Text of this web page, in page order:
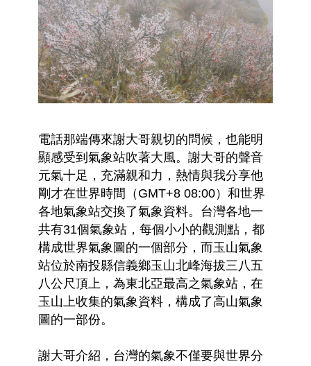
電話那端傳來謝大哥親切的問候，也能明
顯感受到氣象站吹著大風。謝大哥的聲音
元氣十足，充滿親和力，熱情與我分享他
剛才在世界時間（GMT+8 08:00）和世界
各地氣象站交換了氣象資料。台灣各地一
共有31個氣象站，每個小小的觀測點，都
構成世界氣象圖的一個部分，而玉山氣象
站位於南投縣信義鄉玉山北峰海拔三八五
八公尺頂上，為東北亞最高之氣象站，在
玉山上收集的氣象資料，構成了高山氣象
圖的一部份。
謝大哥介紹，台灣的氣象不僅要與世界分